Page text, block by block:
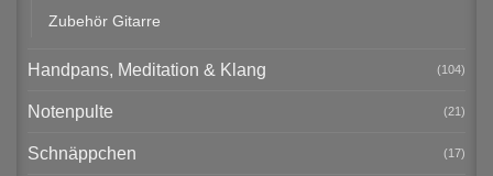
Zubehör Gitarre
Handpans, Meditation & Klang (104)
Notenpulte (21)
Schnäppchen (17)